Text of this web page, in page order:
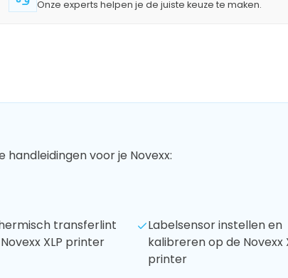
Onze experts helpen je de juiste keuze te maken.
handleidingen voor je Novexx:
transferlint
XLP printer
Labelsensor instellen en
kalibreren op de Novexx
printer